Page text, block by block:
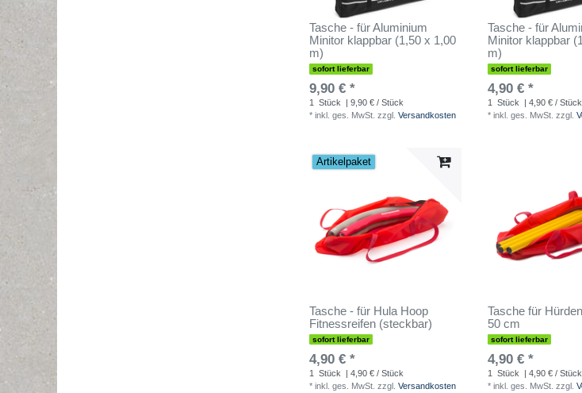
Tasche - für Aluminium
Minitor klappbar (1,50 x 1,00
m)
sofort lieferbar
9,90 € *
1 Stück
| 9,90 € / Stück
* inkl. ges. MwSt. zzgl. Versandkosten
Tasche - für
Minitor klappbar
m)
sofort lieferbar
4,90 € *
1 Stück
| 4,90 € / Stück
* inkl. ges. MwSt. zzgl.
Artikelpaket
Tasche - für Hula Hoop
Fitnessreifen (steckbar)
sofort lieferbar
4,90 € *
1 Stück
| 4,90 € / Stück
* inkl. ges. MwSt. zzgl. Versandkosten
Tasche für
50 cm
sofort lieferbar
4,90 € *
1 Stück
| 4,90 € / Stück
* inkl. ges. MwSt. zzgl.